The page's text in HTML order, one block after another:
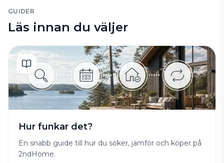
GUIDER
Läs innan du väljer
Hur funkar det?
En snabb guide till hur du söker, jämför och köper på
2ndHome.